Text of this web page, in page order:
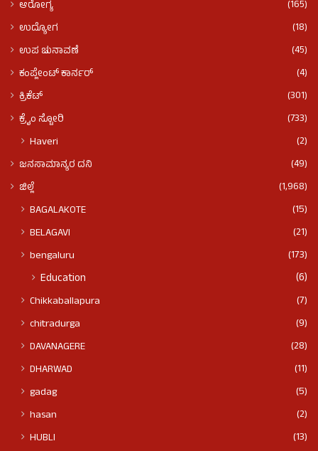
ಆರೋಗ್ಯ
(165)
ಉದ್ಯೋಗ
(18)
ಉಪ ಚುನಾವಣೆ
(45)
ಕಂಪ್ಲೇಂಟ್ ಕಾರ್ನರ್
(4)
ಕ್ರಿಕೆಟ್
(301)
ಕ್ರೈಂ ಸ್ಟೋರಿ
(733)
Haveri (2)
ಜನಸಾಮಾನ್ಯರ ದನಿ
(49)
ಜಿಲ್ಲೆ
(1,968)
BAGALAKOTE
(15)
BELAGAVI
(21)
bengaluru
(173)
Education (6)
Chikkaballapura
(7)
chitradurga
(9)
DAVANAGERE
(28)
DHARWAD
(11)
gadag
(5)
hasan
(2)
HUBLI
(13)